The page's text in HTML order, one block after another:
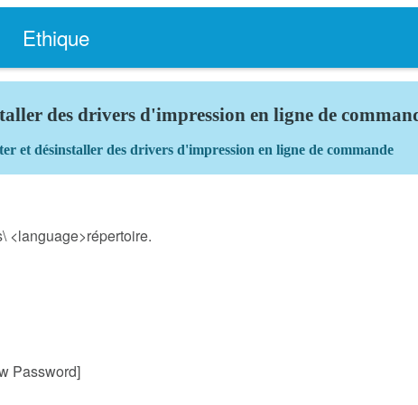
Ethique
des drivers d'impression en ligne de
et désinstaller des drivers d'impression en ligne de commande
<language>répertoire.
Password]